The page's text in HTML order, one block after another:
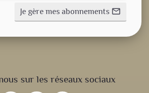
sur les réseaux sociaux
Je gère mes abonnements mail_outline